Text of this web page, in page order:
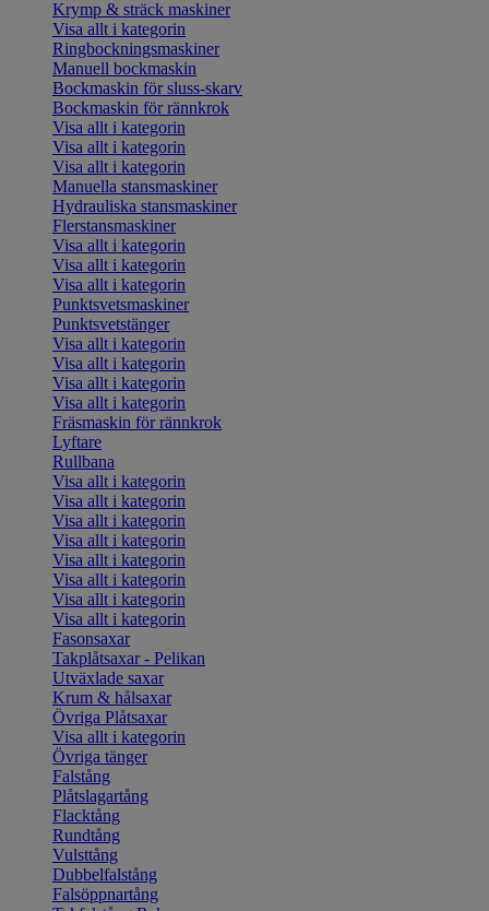
Krymp & sträck maskiner
Visa allt i kategorin
Ringbockningsmaskiner
Manuell bockmaskin
Bockmaskin för sluss-skarv
Bockmaskin för rännkrok
Visa allt i kategorin
Visa allt i kategorin
Visa allt i kategorin
Manuella stansmaskiner
Hydrauliska stansmaskiner
Flerstansmaskiner
Visa allt i kategorin
Visa allt i kategorin
Visa allt i kategorin
Punktsvetsmaskiner
Punktsvetstänger
Visa allt i kategorin
Visa allt i kategorin
Visa allt i kategorin
Visa allt i kategorin
Fräsmaskin för rännkrok
Lyftare
Rullbana
Visa allt i kategorin
Visa allt i kategorin
Visa allt i kategorin
Visa allt i kategorin
Visa allt i kategorin
Visa allt i kategorin
Visa allt i kategorin
Visa allt i kategorin
Fasonsaxar
Takplåtsaxar - Pelikan
Utväxlade saxar
Krum & hålsaxar
Övriga Plåtsaxar
Visa allt i kategorin
Övriga tänger
Falstång
Plåtslagartång
Flacktång
Rundtång
Vulsttång
Dubbelfalstång
Falsöppnartång